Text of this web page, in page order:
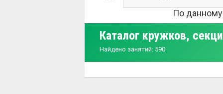
По
Каталог кружков,
Найдено занятий: 590